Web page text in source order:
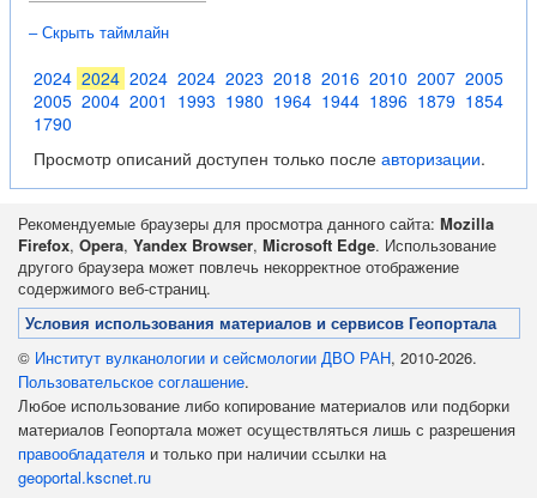
– Скрыть таймлайн
2024 2024 2024 2024 2023 2018 2016 2010 2007 2005
2005 2004 2001 1993 1980 1964 1944 1896 1879 1854
1790
Просмотр описаний доступен только после авторизации.
Рекомендуемые браузеры для просмотра данного сайта: Mozilla
Firefox, Opera, Yandex Browser, Microsoft Edge. Использование
другого браузера может повлечь некорректное отображение
содержимого веб-страниц.
Условия использования материалов и сервисов Геопортала
© Институт вулканологии и сейсмологии ДВО РАН, 2010-2026.
Пользовательское соглашение.
Любое использование либо копирование материалов или подборки
материалов Геопортала может осуществляться лишь с разрешения
правообладателя и только при наличии ссылки на
geoportal.kscnet.ru